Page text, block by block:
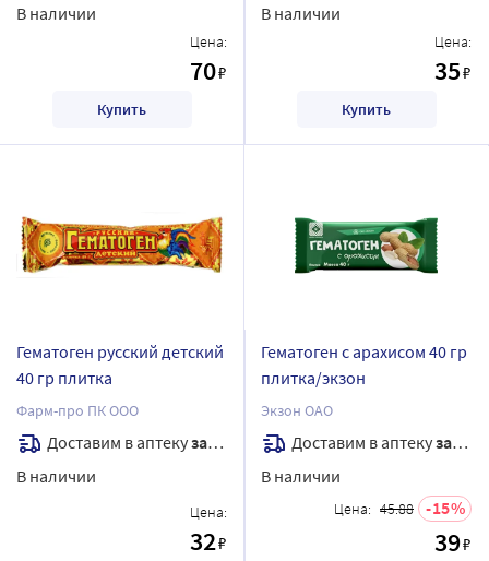
В наличии
Цена:
70₽
Купить
В наличии
Цена:
35₽
Купить
Гематоген русский детский
40 гр плитка
Фарм-про ПК ООО
Доставим в аптекузавтра
В наличии
Цена:
32₽
Гематоген с арахисом 40 гр
плитка/экзон
Экзон ОАО
Доставим в аптекузавтра
В наличии
Цена: 45.88 15
39₽